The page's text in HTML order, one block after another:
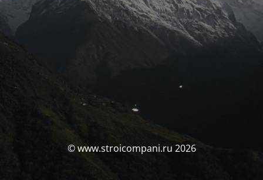
© www.stroicompani.ru 2026